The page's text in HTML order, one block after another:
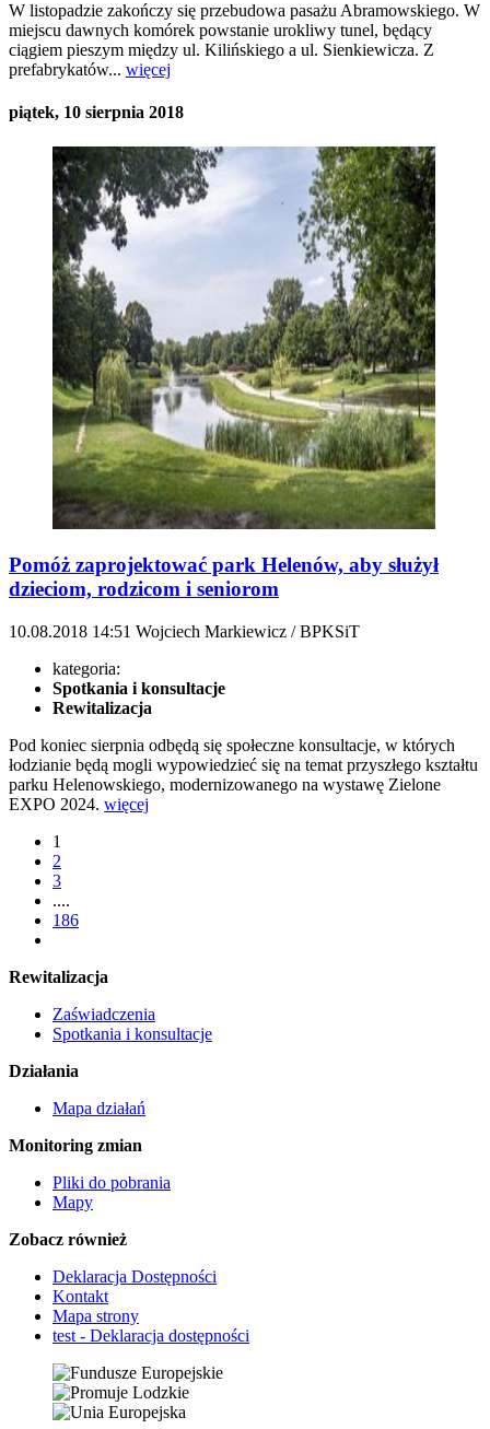
W listopadzie zakończy się przebudowa pasażu Abramowskiego. W
miejscu dawnych komórek powstanie urokliwy tunel, będący
ciągiem pieszym między ul. Kilińskiego a ul. Sienkiewicza. Z
prefabrykatów... więcej
piątek, 10 sierpnia 2018
Pomóż zaprojektować park Helenów, aby służył
dzieciom, rodzicom i seniorom
10.08.2018 14:51 Wojciech Markiewicz / BPKSiT
kategoria:
Spotkania i konsultacje
Rewitalizacja
Pod koniec sierpnia odbędą się społeczne konsultacje, w których
łodzianie będą mogli wypowiedzieć się na temat przyszłego kształtu
parku Helenowskiego, modernizowanego na wystawę Zielone
EXPO 2024. więcej
1
2
3
....
186
Rewitalizacja
Zaświadczenia
Spotkania i konsultacje
Działania
Mapa działań
Monitoring zmian
Pliki do pobrania
Mapy
Zobacz również
Deklaracja Dostępności
Kontakt
Mapa strony
test - Deklaracja dostępności